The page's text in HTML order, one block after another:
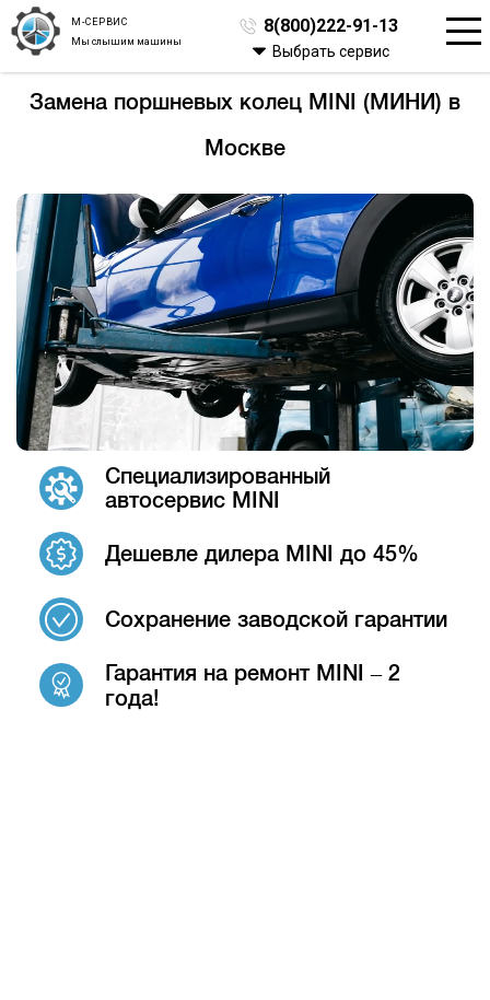
М-СЕРВИС
Мы слышим машины
8(800)222-91-13
Выбрать сервис
Замена поршневых колец MINI (МИНИ) в
Москве
Специализированный
автосервис MINI
Дешевле дилера MINI до 45%
Сохранение заводской гарантии
Гарантия на ремонт MINI – 2
года!